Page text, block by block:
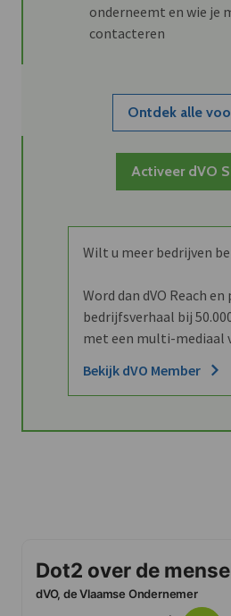
onderneemt en wie je
contacteren
Ontdek alle
Activeer dVO
Wilt u meer bedrijven
Word dan dVO Reach
bedrijfsverhaal bij
met een multi-mediaal
Bekijk dVO Member